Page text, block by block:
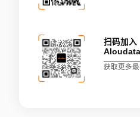
扫码加入
获取更多